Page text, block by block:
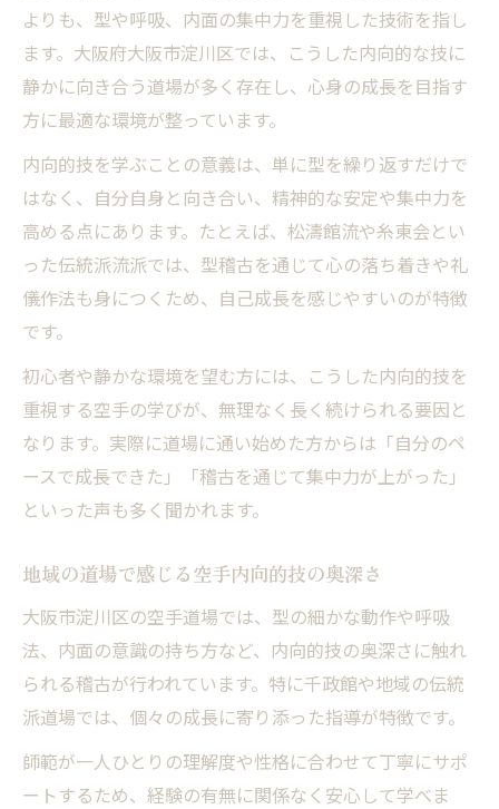
よりも、型や呼吸、内面の集中力を重視した技術を指し
ます。大阪府大阪市淀川区では、こうした内向的な技に
静かに向き合う道場が多く存在し、心身の成長を目指す
方に最適な環境が整っています。
内向的技を学ぶことの意義は、単に型を繰り返すだけで
はなく、自分自身と向き合い、精神的な安定や集中力を
高める点にあります。たとえば、松濤館流や糸東会とい
った伝統派流派では、型稽古を通じて心の落ち着きや礼
儀作法も身につくため、自己成長を感じやすいのが特徴
です。
初心者や静かな環境を望む方には、こうした内向的技を
重視する空手の学びが、無理なく長く続けられる要因と
なります。実際に道場に通い始めた方からは「自分のペ
ースで成長できた」「稽古を通じて集中力が上がった」
といった声も多く聞かれます。
地域の道場で感じる空手内向的技の奥深さ
大阪市淀川区の空手道場では、型の細かな動作や呼吸
法、内面の意識の持ち方など、内向的技の奥深さに触れ
られる稽古が行われています。特に千政館や地域の伝統
派道場では、個々の成長に寄り添った指導が特徴です。
師範が一人ひとりの理解度や性格に合わせて丁寧にサポ
ートするため、経験の有無に関係なく安心して学べま